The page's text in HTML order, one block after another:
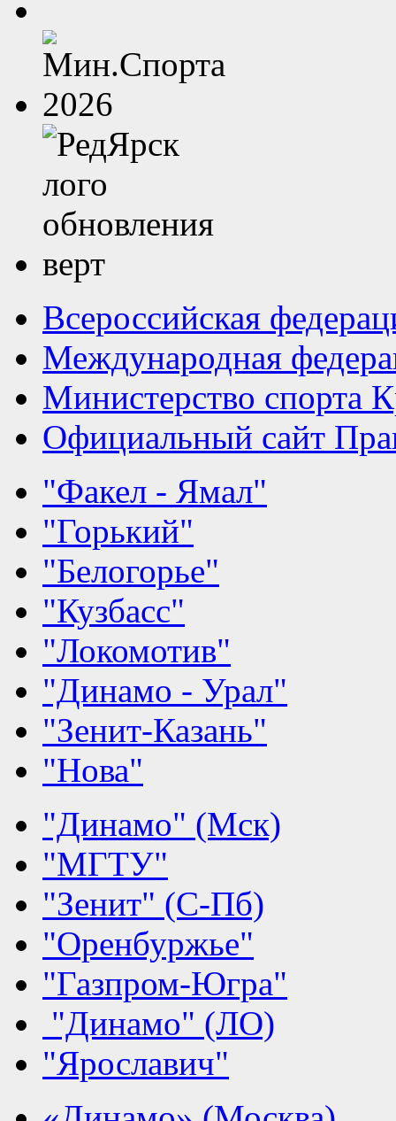
Всероссийская
Международная
Министерство спорта
Официальный сайт
"Факел - Ямал"
"Горький"
"Белогорье"
"Кузбасс"
"Локомотив"
"Динамо - Урал"
"Зенит-Казань"
"Нова"
"Динамо" (Мск)
"МГТУ"
"Зенит" (С-Пб)
"Оренбуржье"
"Газпром-Югра"
"Динамо" (ЛО)
"Ярославич"